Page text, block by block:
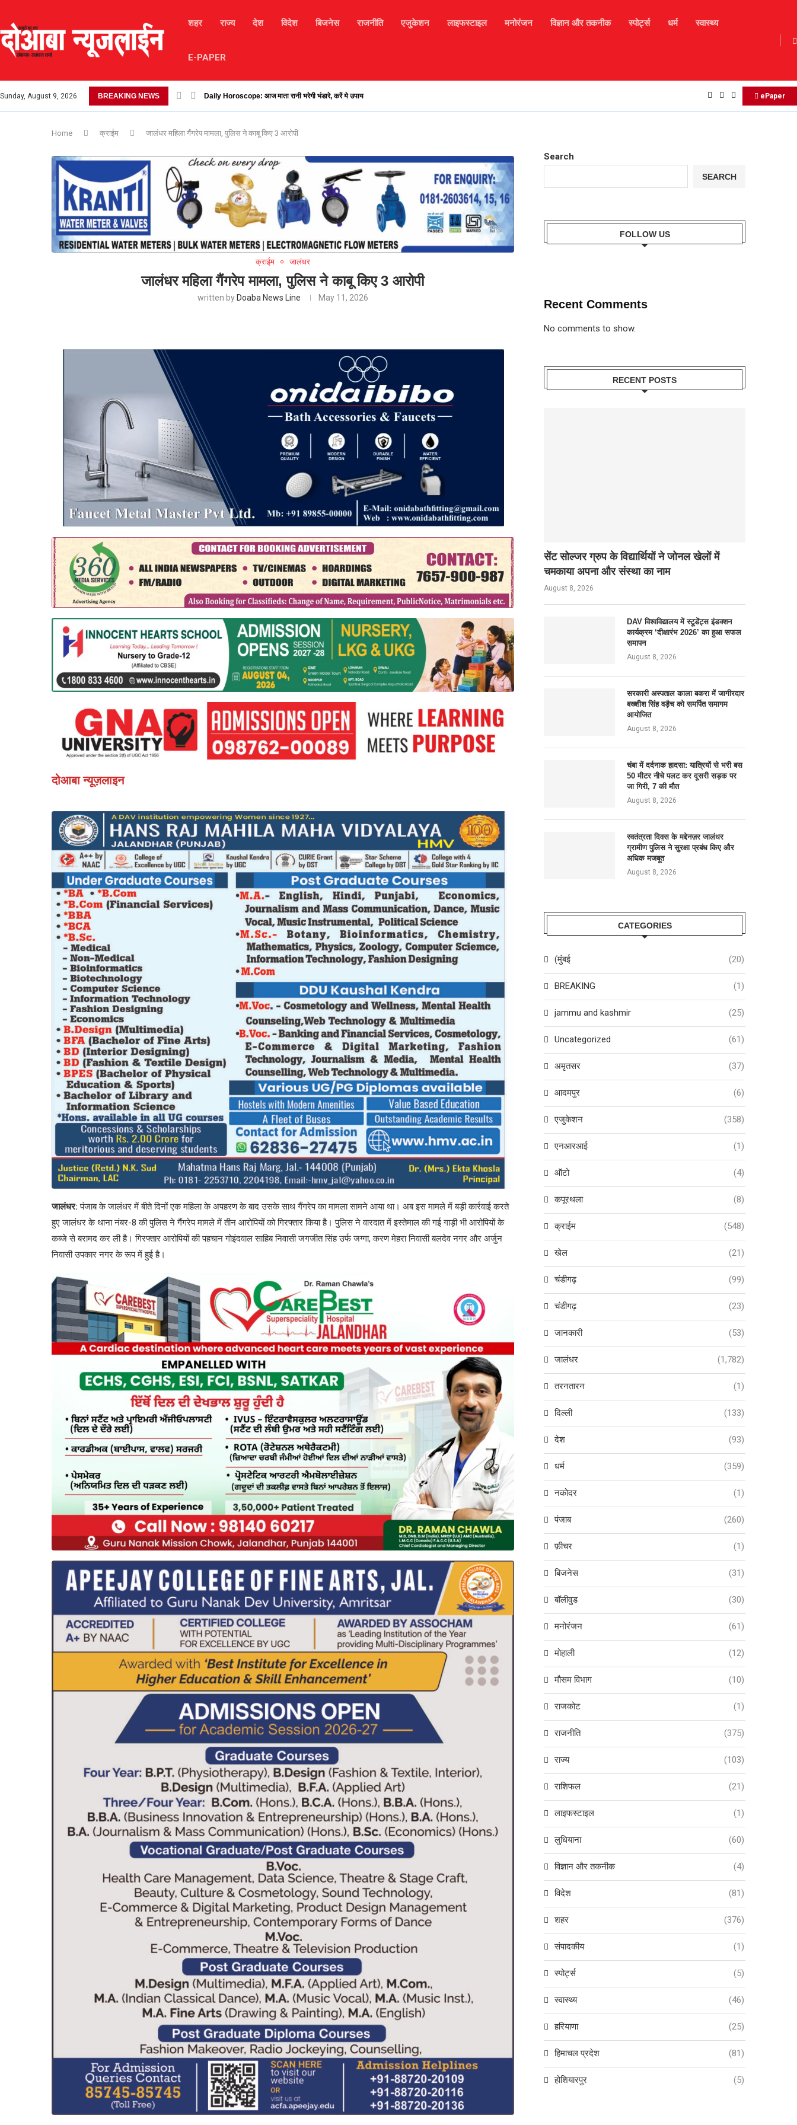
शहर राज्य देश विदेश बिजनेस राजनीति एजुकेशन लाइफस्टाइल मनोरंजन विज्ञान और तकनीक स्पोर्ट्स धर्म स्वास्थ्य
E-PAPER
Sunday, August 9, 2026 BREAKING NEWS लैंडस्लाइड के कारण चंबा-भरमौर मार्ग अवरुद्ध, हजारों टूरिस्ट फंसे, मोबाइल सिगनल... Daily Horoscope : मकर राशि बालों को व्यवसाय में आज नए...
ePaper
Home क्राईम जालंधर महिला गैंगरेप मामला, पुलिस ने काबू किए 3 आरोपी
क्राईम जालंधर
जालंधर महिला गैंगरेप मामला, पुलिस ने काबू किए 3 आरोपी
written by Doaba News Line May 11, 2026
दोआबा न्यूज़लाइन
जालंधर: पंजाब के जालंधर में बीते दिनों एक महिला के अपहरण के बाद उसके साथ गैंगरेप का मामला सामने आया था। अब इस मामले में बड़ी कार्रवाई करते
हुए जालंधर के थाना नंबर-8 की पुलिस ने गैंगरेप मामले में तीन आरोपियों को गिरफ्तार किया है। पुलिस ने वारदात में इस्तेमाल की गई गाड़ी भी आरोपियों के
कब्जे से बरामद कर ली है। गिरफ्तार आरोपियों की पहचान गोइंदवाल साहिब निवासी जगजीत सिंह उर्फ जग्गा, करण मेहरा निवासी बलदेव नगर और अर्जुन
निवासी उपकार नगर के रूप में हुई है।
Search
SEARCH
FOLLOW US
Recent Comments
No comments to show.
RECENT POSTS
सेंट सोल्जर ग्रुप के विद्यार्थियों ने जोनल खेलों में
चमकाया अपना और संस्था का नाम
August 8, 2026
DAV विश्वविद्यालय में स्टूडेंट्स इंडक्शन
कार्यक्रम ‘दीक्षारंभ 2026’ का हुआ सफल
समापन
August 8, 2026
सरकारी अस्पताल काला बकरा में जागीरदार
बख्शीश सिंह वड़ैच को समर्पित समागम
आयोजित
August 8, 2026
चंबा में दर्दनाक हादसा: यात्रियों से भरी बस
50 मीटर नीचे पलट कर दूसरी सड़क पर
जा गिरी, 7 की मौत
August 8, 2026
स्वतंत्रता दिवस के मद्देनज़र जालंधर
ग्रामीण पुलिस ने सुरक्षा प्रबंध किए और
अधिक मजबूत
August 8, 2026
CATEGORIES
(मुंबई (20)
BREAKING (1)
jammu and kashmir (25)
Uncategorized (61)
अमृतसर (37)
आदमपुर (6)
एजुकेशन (358)
एनआरआई (1)
ऑटो (4)
कपूरथला (8)
क्राईम (548)
खेल (21)
चंडीगढ़ (99)
चंडीगढ़ (23)
जानकारी (53)
जालंधर (1,782)
तरनतारन (1)
दिल्ली (133)
देश (93)
धर्म (359)
नकोदर (1)
पंजाब (260)
फ़ीचर (1)
बिजनेस (31)
बॉलीवुड (30)
मनोरंजन (61)
मोहाली (12)
मौसम विभाग (10)
राजकोट (1)
राजनीति (375)
राज्य (103)
राशिफल (21)
लाइफस्टाइल (1)
लुधियाना (60)
विज्ञान और तकनीक (4)
विदेश (81)
शहर (376)
संपादकीय (1)
स्पोर्ट्स (5)
स्वास्थ्य (46)
हरियाणा (25)
हिमाचल प्रदेश (81)
होशियारपुर (5)